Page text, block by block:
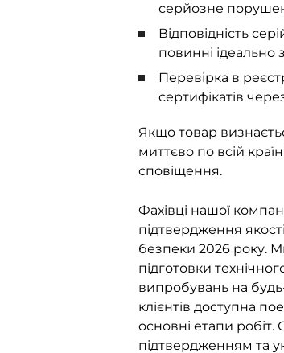
серйозне
Відповідність
повинні ідеально
Перевірка в
сертифікатів
Якщо товар
миттєво по всій
сповіщення.
Фахівці нашої
підтвердження
безпеки 2026 року.
підготовки
випробувань на
клієнтів доступна
основні етапи робіт.
підтвердженням та